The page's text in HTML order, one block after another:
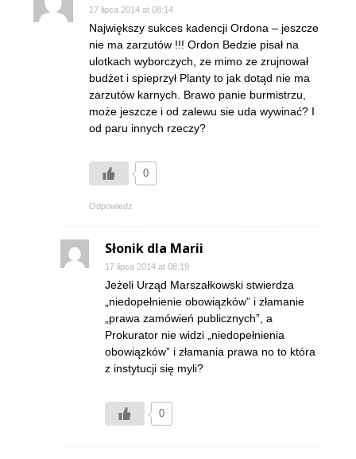
17 lipca 2014 at 08:14
Największy sukces kadencji Ordona – jeszcze
nie ma zarzutów !!! Ordon Bedzie pisał na
ulotkach wyborczych, ze mimo ze zrujnował
budżet i spieprzył Planty to jak dotąd nie ma
zarzutów karnych. Brawo panie burmistrzu,
może jeszcze i od zalewu sie uda wywinać? I
od paru innych rzeczy?
0
Odpowiedz
Słonik dla Marii
17 lipca 2014 at 08:19
Jeżeli Urząd Marszałkowski stwierdza
„niedopełnienie obowiązków” i złamanie
„prawa zamówień publicznych”, a
Prokurator nie widzi „niedopełnienia
obowiązków” i złamania prawa no to która
z instytucji się myli?
0